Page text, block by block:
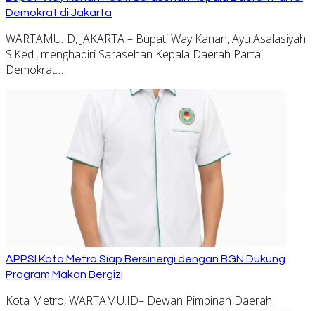
Demokrat di Jakarta
WARTAMU.ID, JAKARTA – Bupati Way Kanan, Ayu Asalasiyah,
S.Ked., menghadiri Sarasehan Kepala Daerah Partai
Demokrat…
APPSI Kota Metro Siap Bersinergi dengan BGN Dukung
Program Makan Bergizi
Kota Metro, WARTAMU.ID– Dewan Pimpinan Daerah